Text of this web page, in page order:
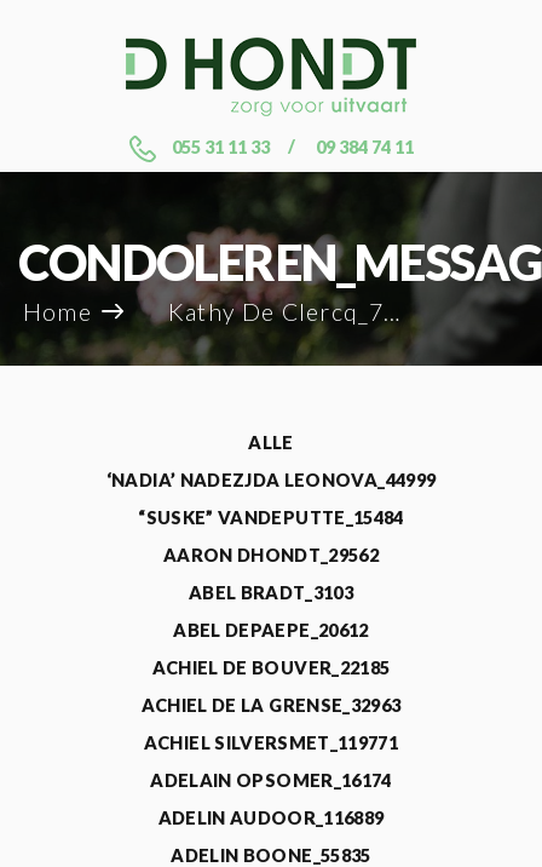
055 31 11 33 09 384 74 11
Home Kathy De Clercq_78073
ALLE
‘NADIA’ NADEZJDA LEONOVA_44999
“SUSKE” VANDEPUTTE_15484
AARON DHONDT_29562
ABEL BRADT_3103
ABEL DEPAEPE_20612
ACHIEL DE BOUVER_22185
ACHIEL DE LA GRENSE_32963
ACHIEL SILVERSMET_119771
ADELAIN OPSOMER_16174
ADELIN AUDOOR_116889
ADELIN BOONE_55835